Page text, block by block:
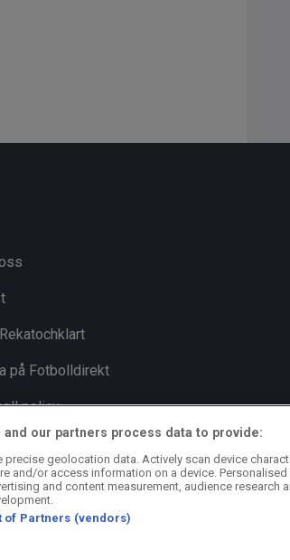
på Fotbolldirekt
policy
and our partners process data to provide:
precise geolocation data. Actively scan device
and/or access information on a device.
and content measurement, audience research
of Partners (vendors)